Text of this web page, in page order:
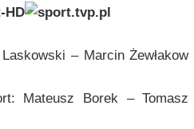
– Marcin Żewłakow
Mateusz Borek – Tomasz